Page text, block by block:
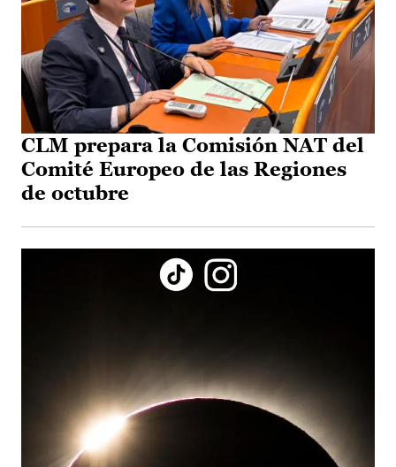
CLM prepara la Comisión NAT del
Comité Europeo de las Regiones
de octubre